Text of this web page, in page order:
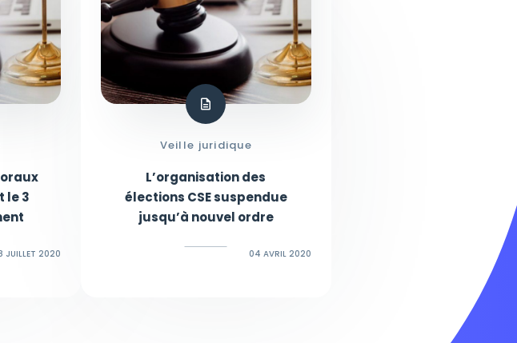
le 3
JUILLET 2020
Veille juridique
L’organisation des
élections CSE suspendue
jusqu’à nouvel ordre
04 AVRIL 2020